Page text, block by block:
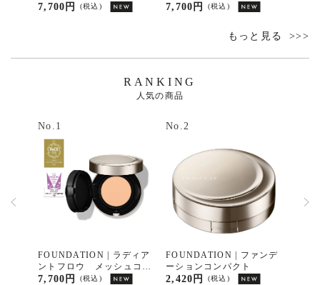
(税込)
7,700円 (税込)
7,700円
もっと見る
RANKING
人気の商品
No.1
FOUNDATION | ラディア
ントフロウ メッシュコン
パクト［レフィル］ Ｎ１
(税込)
7,700円
No.2
FOUNDATION | ファンデ
ーションコンパクト
(税込)
2,420円